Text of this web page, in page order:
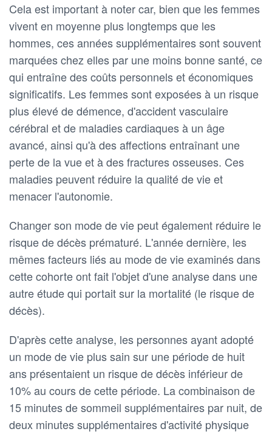
Cela est important à noter car, bien que les femmes
vivent en moyenne plus longtemps que les
hommes, ces années supplémentaires sont souvent
marquées chez elles par une moins bonne santé, ce
qui entraîne des coûts personnels et économiques
significatifs. Les femmes sont exposées à un risque
plus élevé de démence, d'accident vasculaire
cérébral et de maladies cardiaques à un âge
avancé, ainsi qu'à des affections entraînant une
perte de la vue et à des fractures osseuses. Ces
maladies peuvent réduire la qualité de vie et
menacer l'autonomie.
Changer son mode de vie peut également réduire le
risque de décès prématuré. L'année dernière, les
mêmes facteurs liés au mode de vie examinés dans
cette cohorte ont fait l'objet d'une analyse dans une
autre étude qui portait sur la mortalité (le risque de
décès).
D'après cette analyse, les personnes ayant adopté
un mode de vie plus sain sur une période de huit
ans présentaient un risque de décès inférieur de
10% au cours de cette période. La combinaison de
15 minutes de sommeil supplémentaires par nuit, de
deux minutes supplémentaires d'activité physique